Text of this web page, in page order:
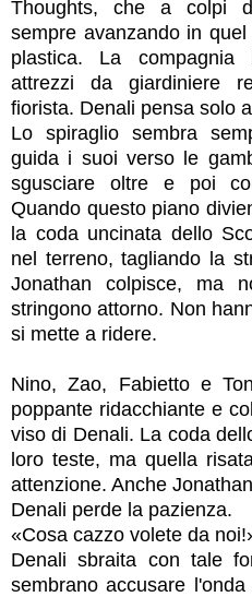
Thoughts, che a colpi
sempre avanzando in
plastica. La
attrezzi da giardiniere
fiorista. Denali pensa solo
Lo spiraglio sembra
guida i suoi verso le
sgusciare oltre e poi
Quando questo piano
la coda uncinata dello
nel terreno, tagliando la
Jonathan colpisce, ma
stringono attorno. Non
si mette a ridere.
Nino, Zao, Fabietto e
poppante ridacchiante e
viso di Denali. La coda
loro teste, ma quella
attenzione. Anche
Denali perde la pazienza.
«Cosa cazzo volete da
Denali sbraita con tale
sembrano accusare